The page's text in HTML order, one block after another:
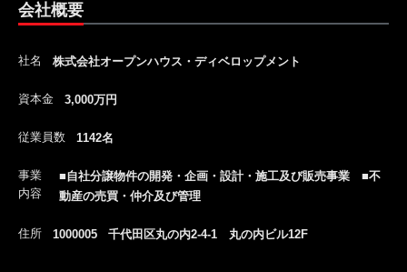
会社概要
社名 株式会社オープンハウス・ディベロップメント
資本金 3,000万円
従業員数 1142名
事業
内容
■自社分譲物件の開発・企画・設計・施工及び販売事業 ■不
動産の売買・仲介及び管理
住所 1000005 千代田区丸の内2-4-1 丸の内ビル12F